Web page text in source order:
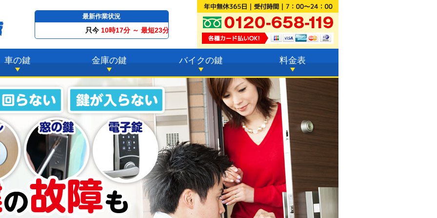
最新作業状況
最短23分で到着！
車の鍵 金庫の鍵 バイクの鍵 料金表